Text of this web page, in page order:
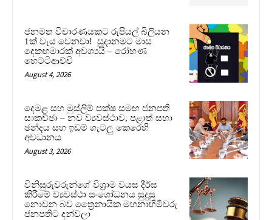
ජනමත විචාරණයකට රුපියල් බිලියන
1ක් වැය වෙනවා! සූදානමට මාස
දෙකහමාරක් අවශ්‍යයි – රෝහණ
හෙට්ටිආච්චි
August 4, 2026
දෙමළ සහ මුස්ලිම් පක්ෂ සමඟ ජනපති
සාකච්ඡා – නව ව්‍යවස්ථාව, පළාත් සභා
ඡන්දය සහ ඉඩම් ගැටලු කෙරෙහි
අවධානය
August 3, 2026
විනිසුරුවරුන්ගේ විශ්‍රාම වයස දීර්ඝ
කිරීමේ ව්‍යවස්ථා සංශෝධනය සුදුසු
නොවන බව ත්‍රෛනායික මහනාහිමිවරු
ජනපතිට දන්වලා